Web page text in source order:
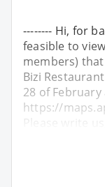
-------- Hi, for
feasible to
members)
Bizi
28 of
https://
Please write